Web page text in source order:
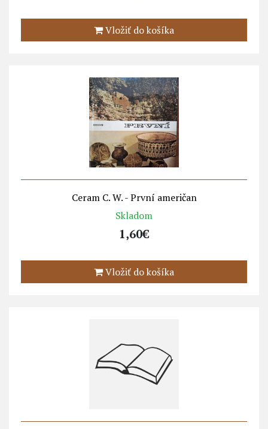
Vložiť do košíka
Ceram C. W. - První američan
Skladom
1,60€
Vložiť do košíka